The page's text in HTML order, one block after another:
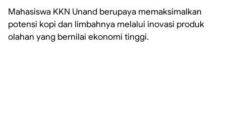
Mahasiswa KKN Unand berupaya memaksimalkan
potensi kopi dan limbahnya melalui inovasi produk
olahan yang bernilai ekonomi tinggi.